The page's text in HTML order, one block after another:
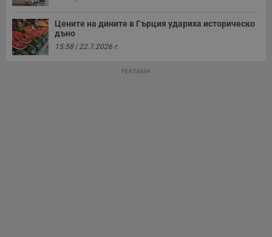
Цените на дините в Гърция удариха историческо
дъно
15:58 | 22.7.2026 г.
РЕКЛАМА